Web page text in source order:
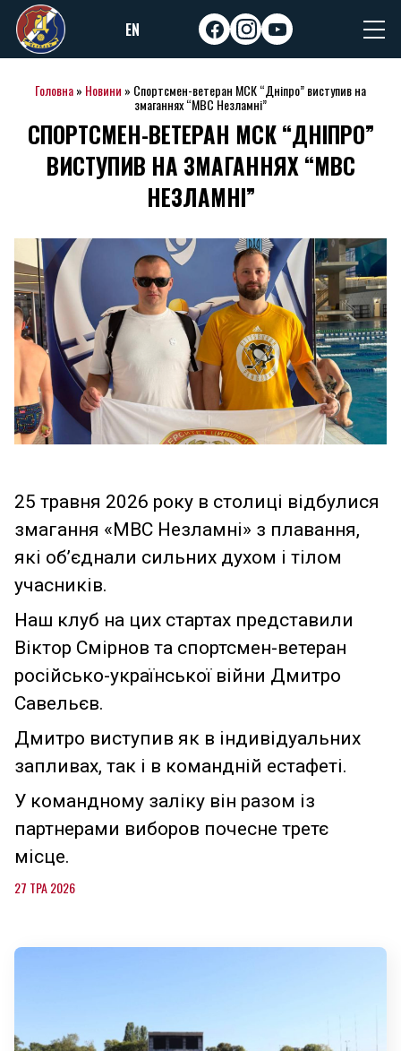
Skip
to
content
EN facebookinstagram
youtube
Головна» Новини » Спортсмен-ветеран МСК “Дніпро” виступив на
змаганнях “МВС Незламні”
СПОРТСМЕН-ВЕТЕРАН МСК “ДНІПРО”
ВИСТУПИВ НА ЗМАГАННЯХ “МВС
НЕЗЛАМНІ”
25 травня 2026 року в столиці відбулися
змагання «МВС Незламні» з плавання,
які об’єднали сильних духом і тілом
учасників.
Наш клуб на цих стартах представили
Віктор Смірнов та спортсмен-ветеран
російсько-української війни Дмитро
Савельєв.
Дмитро виступив як в індивідуальних
запливах, так і в командній естафеті.
У командному заліку він разом із
партнерами виборов почесне третє
місце.
27 ТРА 2026